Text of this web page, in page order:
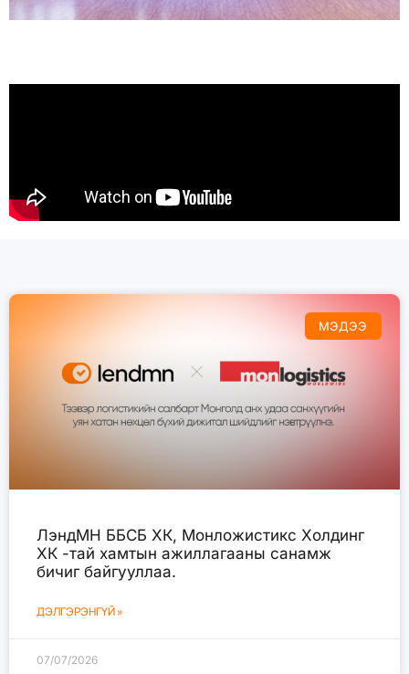
МЭДЭЭ
ЛэндМН ББСБ ХК, Монложистикс Холдинг
ХК -тай хамтын ажиллагааны санамж
бичиг байгууллаа.
ДЭЛГЭРЭНГҮЙ »
07/07/2026